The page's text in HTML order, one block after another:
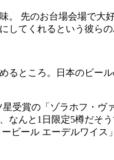
先のお台場会場で大
てくれるという彼ら
るところ。日本のビー
受賞の「ゾラホフ・ヴ
んと1日限定5樽だそ
ビール エーデルワイ